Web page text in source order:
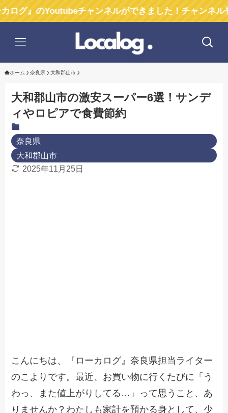
Youtubeチャンネルができました！チャンネル登録お願
ホーム 奈良県 大和郡山市
大和郡山市の激安スーパー6選！サンデ
ィやロピアで食費節約
奈良県
大和郡山市
2025年11月25日
こんにちは、『ローカログ』奈良県担当ライター
のこよりです。最近、お買い物に行くたびに「う
わっ、また値上がりしてる…」って思うこと、あ
りませんか？わたしも家計を預かる身として、少